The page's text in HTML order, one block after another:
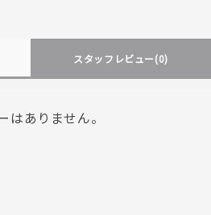
スタッフレビュー(0)
はありません。